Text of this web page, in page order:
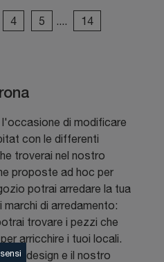
4 5 .... 14
di modificare
con le differenti
troverai nel nostro
proposte ad hoc per
potrai arredare la tua
di arredamento:
trovare i pezzi che
arricchire i tuoi locali.
di design e il nostro